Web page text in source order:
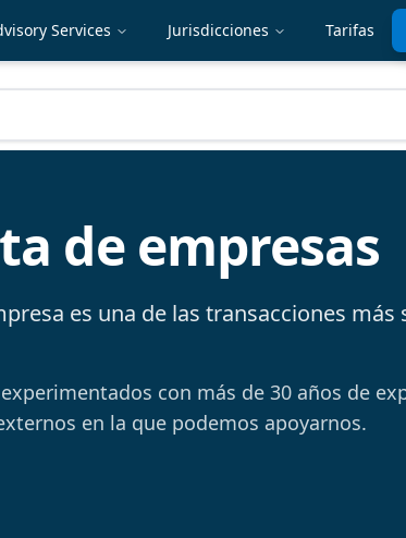
Services Jurisdicciones Tarifas
de empresas
es una de las transacciones
con más de 30 años de
en la que podemos apoyarnos.